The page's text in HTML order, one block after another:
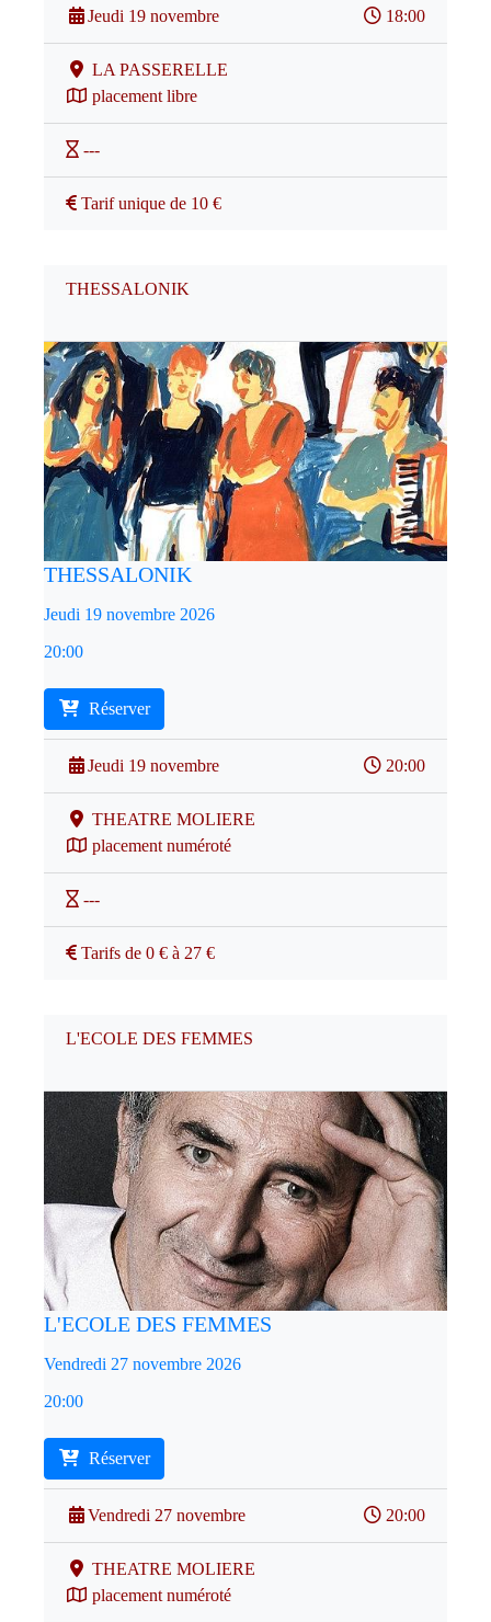
Jeudi 19 novembre 18:00
LA PASSERELLE
placement libre
---
Tarif unique de 10 €
THESSALONIK
THESSALONIK
Jeudi 19 novembre 2026
20:00
Réserver
Jeudi 19 novembre 20:00
THEATRE MOLIERE
placement numéroté
---
Tarifs de 0 € à 27 €
L'ECOLE DES FEMMES
L'ECOLE DES FEMMES
Vendredi 27 novembre 2026
20:00
Réserver
Vendredi 27 novembre 20:00
THEATRE MOLIERE
placement numéroté